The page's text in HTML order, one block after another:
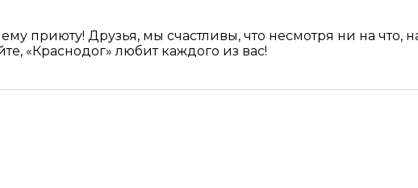
приюту! Друзья, мы счастливы, что несмотря ни на что,
«Краснодог» любит каждого из вас!